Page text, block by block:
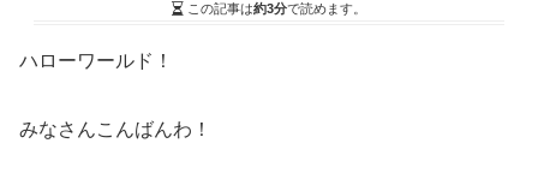
この記事は約3分で読めます。
ハローワールド！
みなさんこんばんわ！